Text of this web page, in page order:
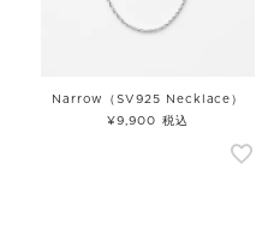
Narrow（SV925 Necklace）
¥9,900 税込